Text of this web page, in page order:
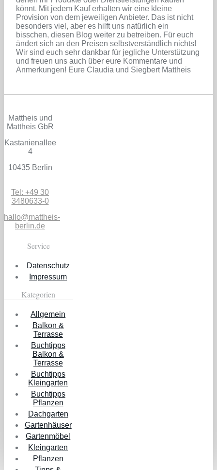
könnt. Mit jedem Kauf erhalten wir eine kleine
Provision von dem jeweiligen Anbieter. Das ist nicht
besonders viel, aber es hilft uns natürlich ein
bisschen, diesen Blog weiter zu betreiben. Für euch
ändert sich an den Preisen selbstverständlich nichts!
Wir sind euch sehr dankbar für jegliche Unterstützung
und freuen uns auch über eure Kommentare und
Anmerkungen! Eure Claudia und Siegbert Mattheis
Mattheis und
Mattheis GbR
Kastanienallee
4
10435 Berlin
Tel: +49 30
3480633-0
hallo@mattheis-
berlin.de
Service
Datenschutz
Impressum
Kategorien
Allgemein
Balkon &
Terrasse
Buchtipps
Balkon &
Terrasse
Buchtipps
Kleingarten
Buchtipps
Pflanzen
Dachgarten
Gartenhäuser
Gartenmöbel
Kleingarten
Pflanzen